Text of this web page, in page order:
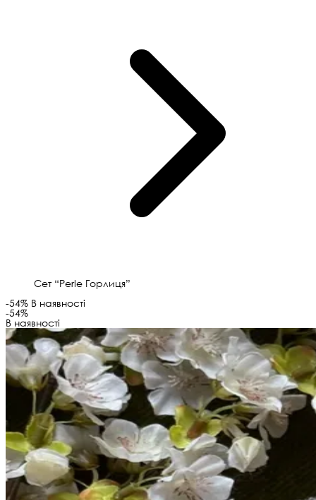
Сет “Perle Горлиця”
-54% В наявності
-54%
В наявності